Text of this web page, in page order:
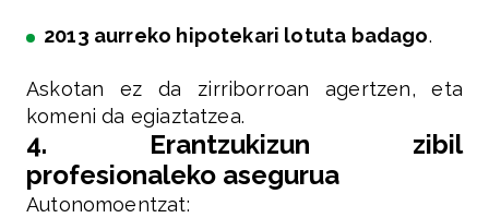
2013 aurreko hipotekari lotuta badago.
Askotan ez da zirriborroan agertzen, eta
komeni da egiaztatzea.
4. Erantzukizun zibil
profesionaleko asegurua
Autonomoentzat: